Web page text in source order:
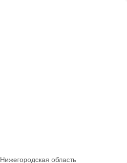
Нижегородская область